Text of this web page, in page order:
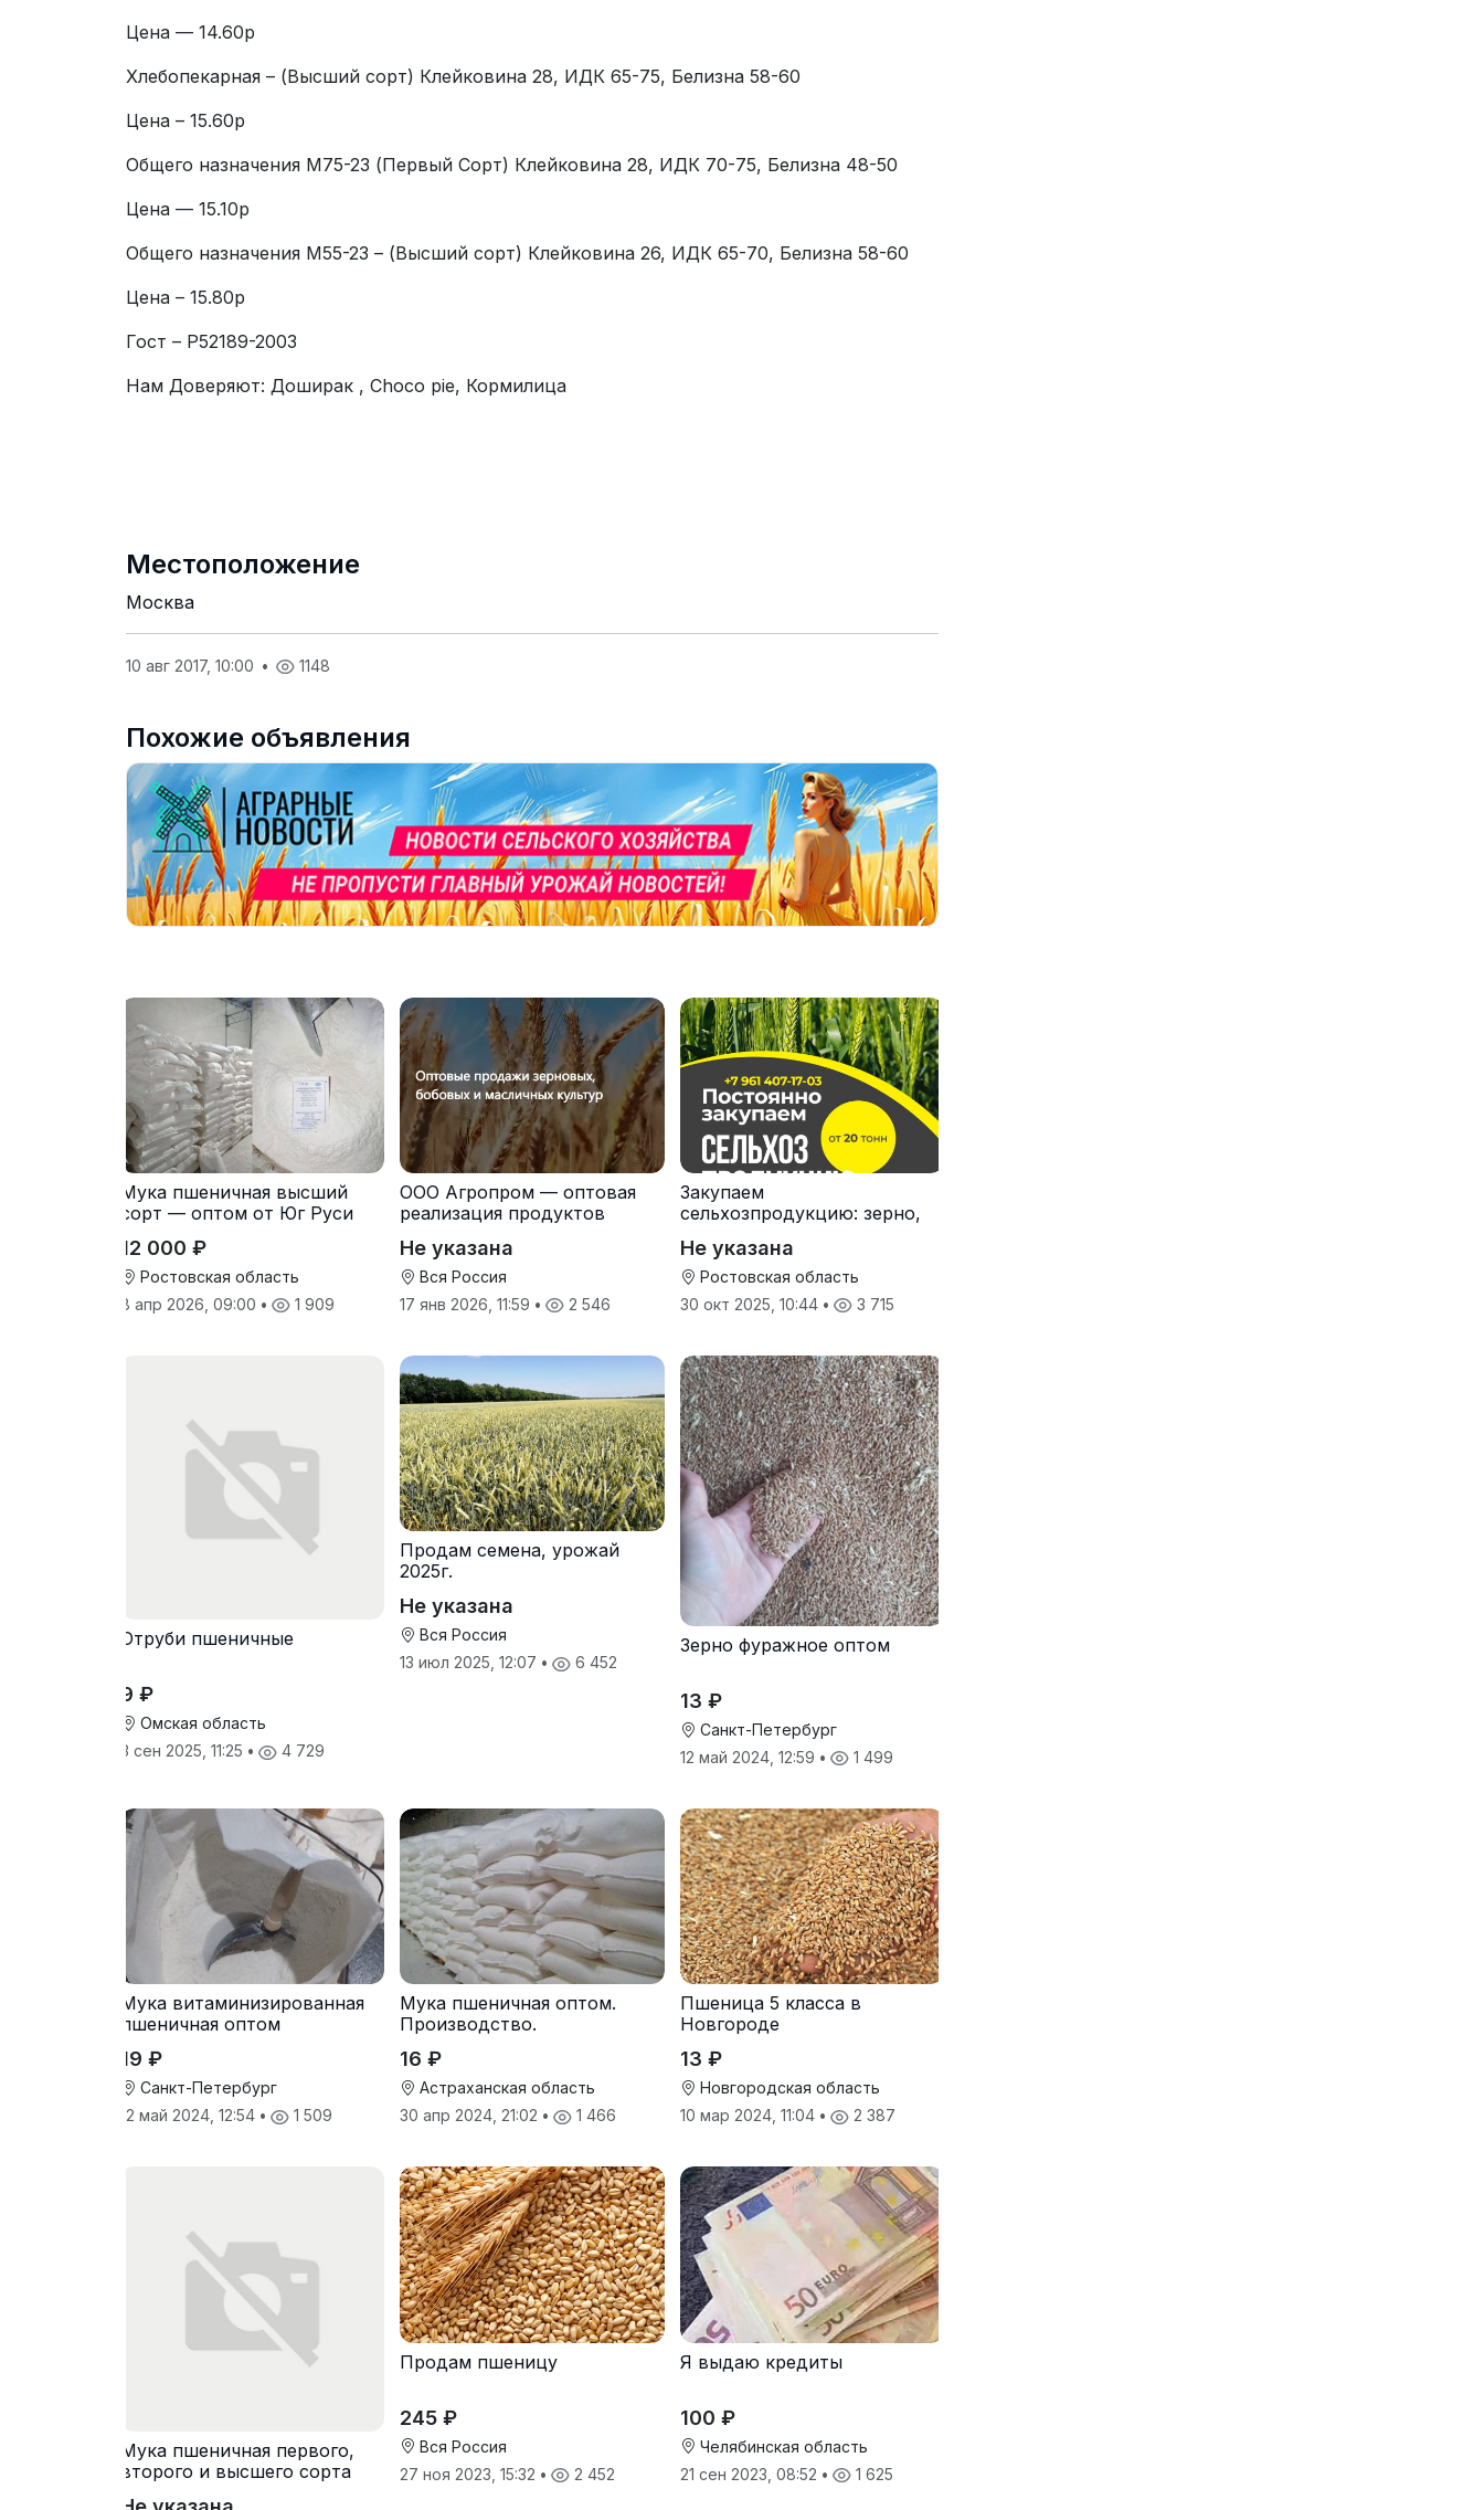
Цена — 14.60р
Хлебопекарная – (Высший сорт) Клейковина 28, ИДК 65-75, Белизна 58-60
Цена – 15.60р
Общего назначения М75-23 (Первый Cорт) Клейковина 28, ИДК 70-75, Белизна 48-50
Цена — 15.10р
Общего назначения М55-23 – (Высший сорт) Клейковина 26, ИДК 65-70, Белизна 58-60
Цена – 15.80р
Гост – P52189-2003
Нам Доверяют: Доширак , Choco pie, Кормилица
Местоположение
Москва
10 авг 2017, 10:00 • 1148
Похожие объявления
Мука пшеничная высший
сорт — оптом от Юг Руси
12 000 ₽
Ростовская область
8 апр 2026, 09:00 • 1 909
ООО Агропром — оптовая
реализация продуктов
Не указана
Вся Россия
17 янв 2026, 11:59 • 2 546
Закупаем
сельхозпродукцию: зерно,
Не указана
Ростовская область
30 окт 2025, 10:44 • 3 715
Отруби пшеничные
9 ₽
Омская область
3 сен 2025, 11:25 • 4 729
Продам семена, урожай
2025г.
Не указана
Вся Россия
13 июл 2025, 12:07 • 6 452
Зерно фуражное оптом
13 ₽
Санкт-Петербург
12 май 2024, 12:59 • 1 499
Мука витаминизированная
пшеничная оптом
19 ₽
Санкт-Петербург
12 май 2024, 12:54 • 1 509
Мука пшеничная оптом.
Производство.
16 ₽
Астраханская область
30 апр 2024, 21:02 • 1 466
Пшеница 5 класса в
Новгороде
13 ₽
Новгородская область
10 мар 2024, 11:04 • 2 387
Мука пшеничная первого,
второго и высшего сорта
Продам пшеницу
245 ₽
Вся Россия
27 ноя 2023, 15:32 • 2 452
Я выдаю кредиты
100 ₽
Челябинская область
21 сен 2023, 08:52 • 1 625